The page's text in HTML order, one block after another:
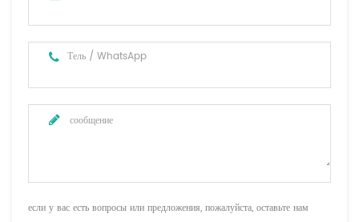
если у вас есть вопросы или предложения, пожалуйста, оставьте нам